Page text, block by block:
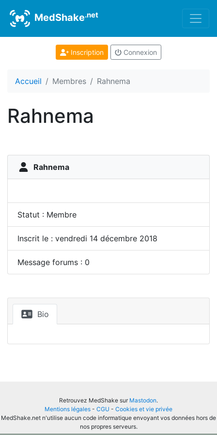
MedShake.net
Inscription Connexion
Accueil Membres Rahnema
Rahnema
Rahnema
Statut : Membre
Inscrit le : vendredi 14 décembre 2018
Message forums : 0
Bio
Retrouvez MedShake sur Mastodon.
Mentions légales - CGU - Cookies et vie privée
MedShake.net n'utilise aucun code informatique envoyant vos données hors de
nos propres serveurs.